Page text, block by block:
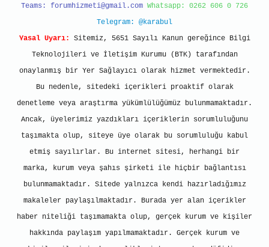
Teams: forumhizmeti@gmail.com Whatsapp: 0262 606 0 726
Telegram: @karabul
Yasal Uyarı:
Sitemiz, 5651 Sayılı Kanun gereğince Bilgi
Teknolojileri ve İletişim Kurumu (BTK) tarafından
onaylanmış bir Yer Sağlayıcı olarak hizmet vermektedir.
Bu nedenle, sitedeki içerikleri proaktif olarak
denetleme veya araştırma yükümlülüğümüz bulunmamaktadır.
Ancak, üyelerimiz yazdıkları içeriklerin sorumluluğunu
taşımakta olup, siteye üye olarak bu sorumluluğu kabul
etmiş sayılırlar. Bu internet sitesi, herhangi bir
marka, kurum veya şahıs şirketi ile hiçbir bağlantısı
bulunmamaktadır. Sitede yalnızca kendi hazırladığımız
makaleler paylaşılmaktadır. Burada yer alan içerikler
haber niteliği taşımamakta olup, gerçek kurum ve kişiler
hakkında paylaşım yapılmamaktadır. Gerçek kurum ve